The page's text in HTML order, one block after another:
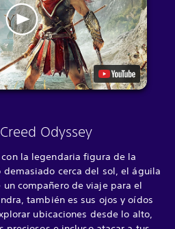
Odyssey
la legendaria figura de la
cerca del sol, el águila
compañero de viaje para el
también es sus ojos y oídos
ubicaciones desde lo alto,